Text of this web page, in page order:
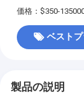
幾何学模様の象
コアフラッシュ
価格：$350-
ベスト
製品の説明